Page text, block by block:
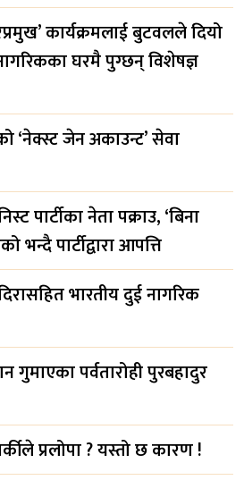
कार्यक्रमलाई बुटवलले दियो
घरमै पुग्छन् विशेषज्ञ
‘नेक्स्ट जेन अकाउन्ट’ सेवा
पार्टीका नेता पक्राउ, ‘बिना
भन्दै पार्टीद्वारा आपत्ति
भारतीय दुई नागरिक
गुमाएका पर्वतारोही पुरबहादुर
प्रलोपा ? यस्तो छ कारण !